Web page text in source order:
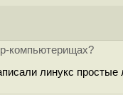
компьютерищах?
линукс простые